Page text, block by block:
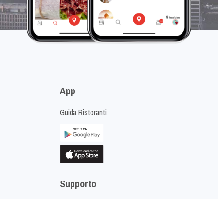
App
Guida Ristoranti
Supporto